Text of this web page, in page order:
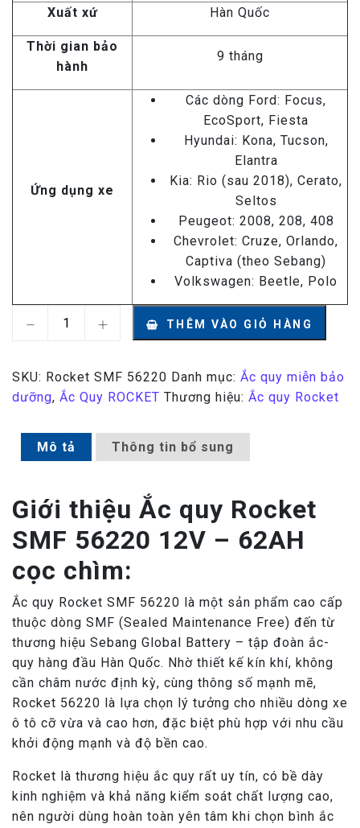
Xuất xứ Hàn Quốc
Thời gian bảo
hành
9 tháng
Ứng dụng xe
Các dòng Ford: Focus,
EcoSport, Fiesta
Hyundai: Kona, Tucson,
Elantra
Kia: Rio (sau 2018), Cerato,
Seltos
Peugeot: 2008, 208, 408
Chevrolet: Cruze, Orlando,
Captiva (theo Sebang)
Volkswagen: Beetle, Polo
Ắc quy Rocket SMF 56220 12V – 62AH số lượng
THÊM VÀO GIỎ HÀNG
SKU: Rocket SMF 56220 Danh mục: Ắc quy miễn bảo
dưỡng, Ắc Quy ROCKET Thương hiệu: Ắc quy Rocket
Mô tả Thông tin bổ sung
Giới thiệu Ắc quy Rocket
SMF 56220 12V – 62AH
cọc chìm:
Ắc quy Rocket SMF 56220 là một sản phẩm cao cấp
thuộc dòng SMF (Sealed Maintenance Free) đến từ
thương hiệu Sebang Global Battery – tập đoàn ắc-
quy hàng đầu Hàn Quốc. Nhờ thiết kế kín khí, không
cần châm nước định kỳ, cùng thông số mạnh mẽ,
Rocket 56220 là lựa chọn lý tưởng cho nhiều dòng xe
ô tô cỡ vừa và cao hơn, đặc biệt phù hợp với nhu cầu
khởi động mạnh và độ bền cao.
Rocket là thương hiệu ắc quy rất uy tín, có bề dày
kinh nghiệm và khả năng kiểm soát chất lượng cao,
nên người dùng hoàn toàn yên tâm khi chọn bình ắc